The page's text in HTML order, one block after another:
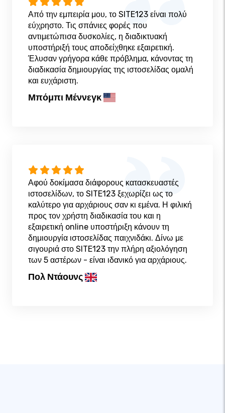
Από την εμπειρία μου, το SITE123 είναι πολύ
εύχρηστο. Τις σπάνιες φορές που
αντιμετώπισα δυσκολίες, η διαδικτυακή
υποστήριξή τους αποδείχθηκε εξαιρετική.
Έλυσαν γρήγορα κάθε πρόβλημα, κάνοντας τη
διαδικασία δημιουργίας της ιστοσελίδας ομαλή
και ευχάριστη.
Μπόμπι Μέννεγκ
Αφού δοκίμασα διάφορους κατασκευαστές
ιστοσελίδων, το SITE123 ξεχωρίζει ως το
καλύτερο για αρχάριους σαν κι εμένα. Η φιλική
προς τον χρήστη διαδικασία του και η
εξαιρετική online υποστήριξη κάνουν τη
δημιουργία ιστοσελίδας παιχνιδάκι. Δίνω με
σιγουριά στο SITE123 την πλήρη αξιολόγηση
των 5 αστέρων - είναι ιδανικό για αρχάριους.
Πολ Ντάουνς